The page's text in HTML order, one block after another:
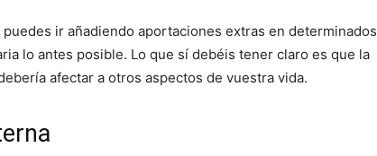
ir añadiendo aportaciones extras en determinados
lo antes posible. Lo que sí debéis tener claro es que la
afectar a otros aspectos de vuestra vida.